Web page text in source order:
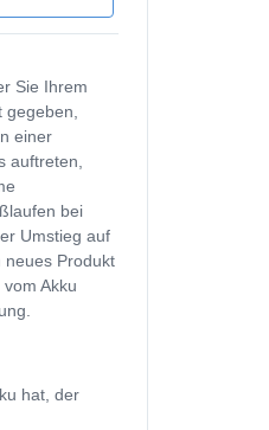
Sie Ihrem
einer
auftreten,
bei
Umstieg auf
neues Produkt
Akku
hat, der